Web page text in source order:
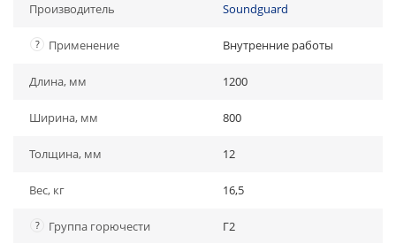
Производитель Soundguard
? Применение Внутренние работы
Длина, мм 1200
Ширина, мм 800
Толщина, мм 12
Вес, кг 16,5
? Группа горючести Г2